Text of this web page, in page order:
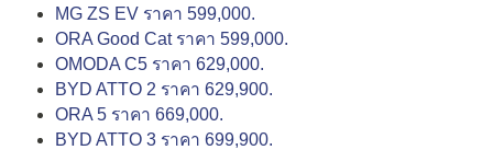
MG ZS EV ราคา 599,000.
ORA Good Cat ราคา 599,000.
OMODA C5 ราคา 629,000.
BYD ATTO 2 ราคา 629,900.
ORA 5 ราคา 669,000.
BYD ATTO 3 ราคา 699,900.